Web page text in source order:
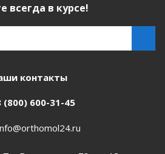
всегда в курсе!
контакты
(800) 600-31-45